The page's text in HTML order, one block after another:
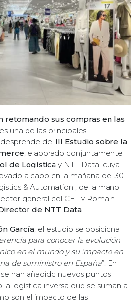
retomando sus compras en las
una de las principales
del III Estudio sobre la
, elaborado conjuntamente
de Logística y NTT Data, cuya
a cabo en la mañana del 30
& Automation , de la mano
general del CEL y Romain
de NTT Data.
García, el estudio se posiciona
para conocer la evolución
en el mundo y su impacto en
de suministro en España”. En
han añadido nuevos puntos
logística inversa que se suman a
son el impacto de las